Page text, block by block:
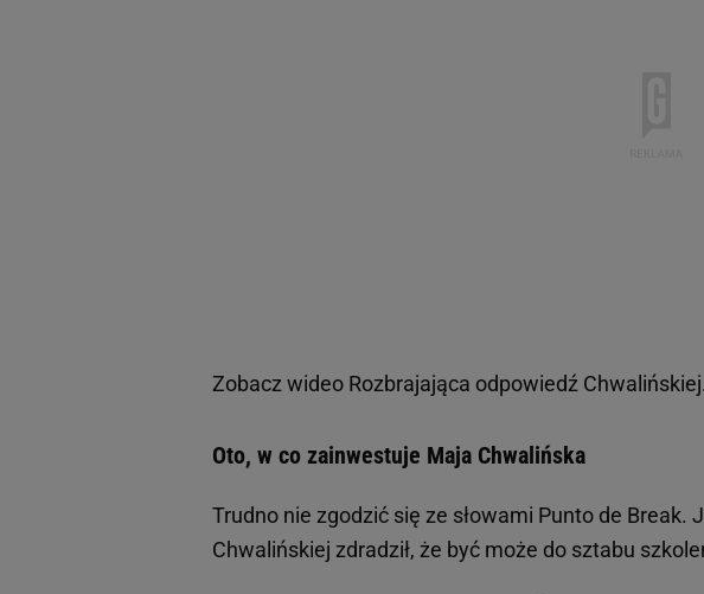
Zobacz wideo Rozbrajająca odpowiedź
Oto, w co zainwestuje Maja Chwalińska
Trudno nie zgodzić się ze słowami Punto de
Chwalińskiej zdradził, że być może do sztabu